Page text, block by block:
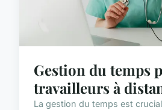
Gestion du temps
travailleurs à
La gestion du temps est